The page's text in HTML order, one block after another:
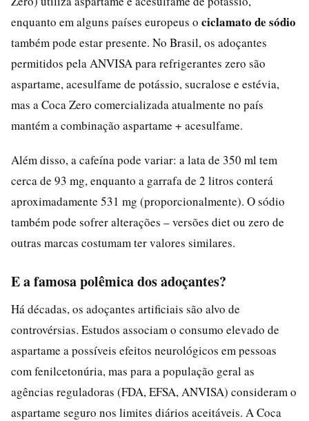
enquanto em alguns países europeus o ciclamato de sódio
também pode estar presente. No Brasil, os adoçantes
permitidos pela ANVISA para refrigerantes zero são
aspartame, acesulfame de potássio, sucralose e estévia,
mas a Coca Zero comercializada atualmente no país
mantém a combinação aspartame + acesulfame.
Além disso, a cafeína pode variar: a lata de 350 ml tem
cerca de 93 mg, enquanto a garrafa de 2 litros conterá
aproximadamente 531 mg (proporcionalmente). O sódio
também pode sofrer alterações – versões diet ou zero de
outras marcas costumam ter valores similares.
E a famosa polêmica dos adoçantes?
Há décadas, os adoçantes artificiais são alvo de
controvérsias. Estudos associam o consumo elevado de
aspartame a possíveis efeitos neurológicos em pessoas
com fenilcetonúria, mas para a população geral as
agências reguladoras (FDA, EFSA, ANVISA) consideram o
aspartame seguro nos limites diários aceitáveis. A Coca